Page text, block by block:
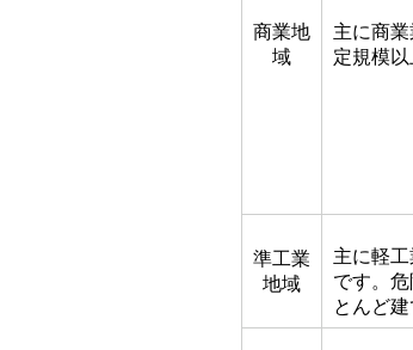
商業地
域
主に商
定規模以
準工業
地域
主に軽
です。
とんど建